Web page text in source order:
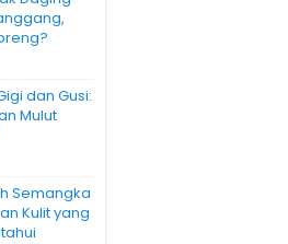
dan Gusi:
Mulut
Semangka
Kulit yang